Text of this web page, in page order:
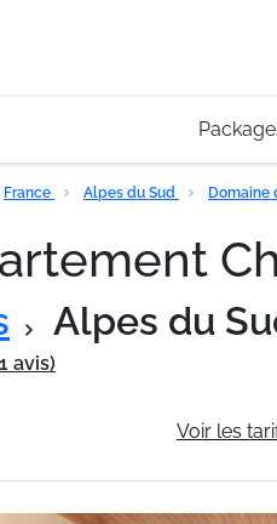
France Alpes du Sud Domaine
Alpes du
avis)
Voir les